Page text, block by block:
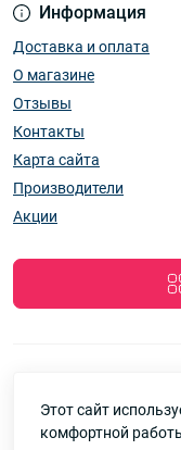
Информация
Доставка и оплата
О магазине
Отзывы
Контакты
Карта сайта
Производители
Акции
7км Одеса —
Этот сайт
комфортной